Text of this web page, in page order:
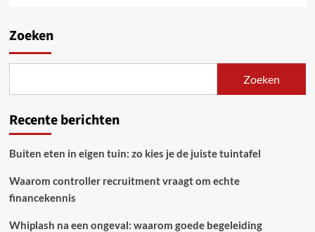
Zoeken
Zoeken
Recente berichten
Buiten eten in eigen tuin: zo kies je de juiste tuintafel
Waarom controller recruitment vraagt om echte
financekennis
Whiplash na een ongeval: waarom goede begeleiding